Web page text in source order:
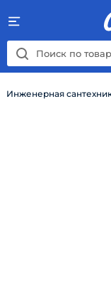
Инженерная